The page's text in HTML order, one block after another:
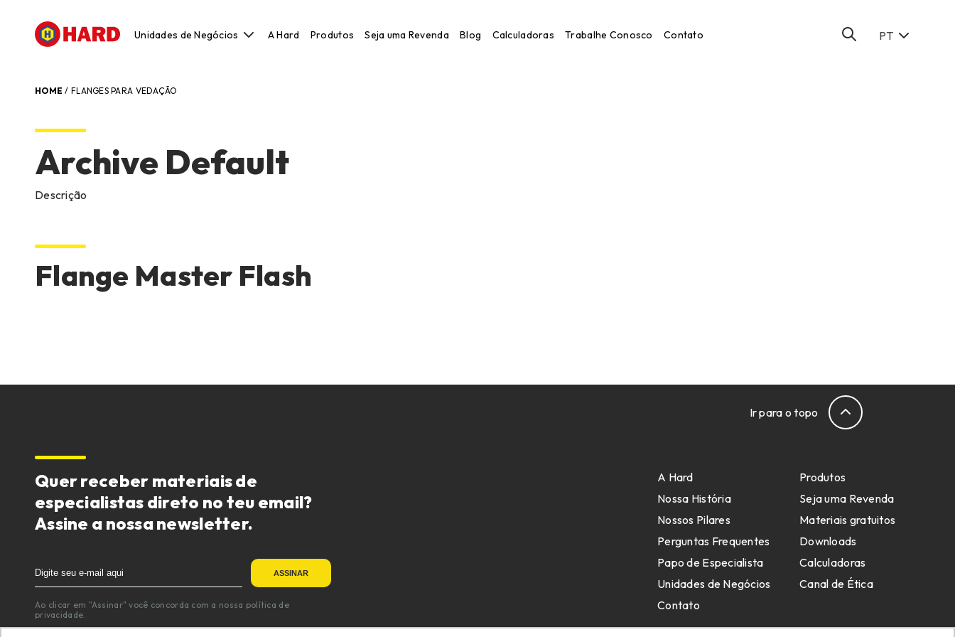
Unidades de Negócios
Construção Metálica e Pré-Moldado
Original Equipment Manufacturer
A Hard Produtos Seja uma Revenda Blog Calculadoras Trabalhe Conosco Contato PT
HOME / FLANGES PARA VEDAÇÃO
Archive Default
Descrição
Flange Master Flash
Ir para o topo
Quer receber materiais de
especialistas direto no teu email?
Assine a nossa newsletter.
Ao clicar em "Assinar" você concorda com a nossa política de
privacidade.
A Hard
Nossa História
Nossos Pilares
Perguntas Frequentes
Papo de Especialista
Unidades de Negócios
Contato
Produtos
Seja uma Revenda
Materiais gratuitos
Downloads
Calculadoras
Canal de Ética
Email:comercial@hard.com.br